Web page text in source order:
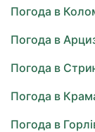
Погода в
Погода в
Погода в
Погода в
Погода в